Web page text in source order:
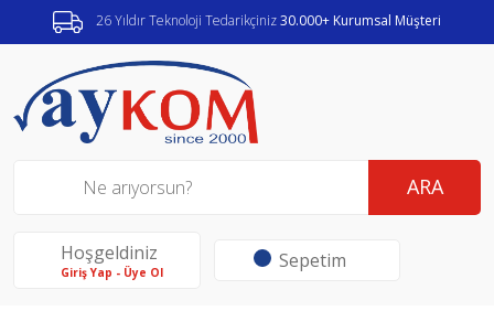
26 Yıldır Teknoloji Tedarikçiniz30.000+ Kurumsal Müşteri
ARA
Hoşgeldiniz
Giriş Yap - Üye Ol Sepetim